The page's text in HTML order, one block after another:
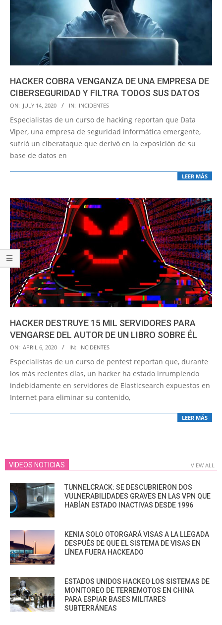
HACKER COBRA VENGANZA DE UNA EMPRESA DE
CIBERSEGURIDAD Y FILTRA TODOS SUS DATOS
2020-
07-
14
ON: JULY 14, 2020 IN: INCIDENTES
Especialistas de un curso de hacking reportan que Data
Viper, una empresa de seguridad informática emergente,
sufrió un ciberataque que derivó en la exposición de su
base de datos en
LEER MÁS
HACKER DESTRUYE 15 MIL SERVIDORES PARA
VENGARSE DEL AUTOR DE UN LIBRO SOBRE ÉL
2020-
04-
06
ON: APRIL 6, 2020 IN: INCIDENTES
Especialistas de un curso de pentest reportan que, durante
los más recientes días, un hacker ha estado irrumpiendo
indebidamente en servidores de Elasticsearch expuestos en
Internet para eliminar su contenido,
LEER MÁS
VIDEOS NOTICIAS VIEW ALL
TUNNELCRACK: SE DESCUBRIERON DOS
VULNERABILIDADES GRAVES EN LAS VPN QUE
HABÍAN ESTADO INACTIVAS DESDE 1996
KENIA SOLO OTORGARÁ VISAS A LA LLEGADA
DESPUÉS DE QUE EL SISTEMA DE VISAS EN
LÍNEA FUERA HACKEADO
ESTADOS UNIDOS HACKEO LOS SISTEMAS DE
MONITOREO DE TERREMOTOS EN CHINA
PARA ESPIAR BASES MILITARES
SUBTERRÁNEAS